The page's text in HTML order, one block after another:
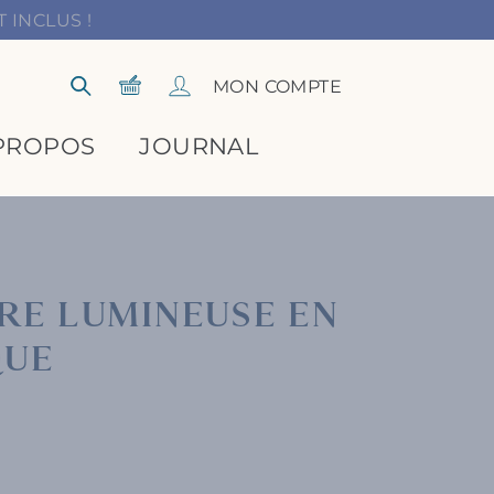
INCLUS !
RechercherPanier Se connecter
MON COMPTE
JOURNAL
LUMINEUSE EN